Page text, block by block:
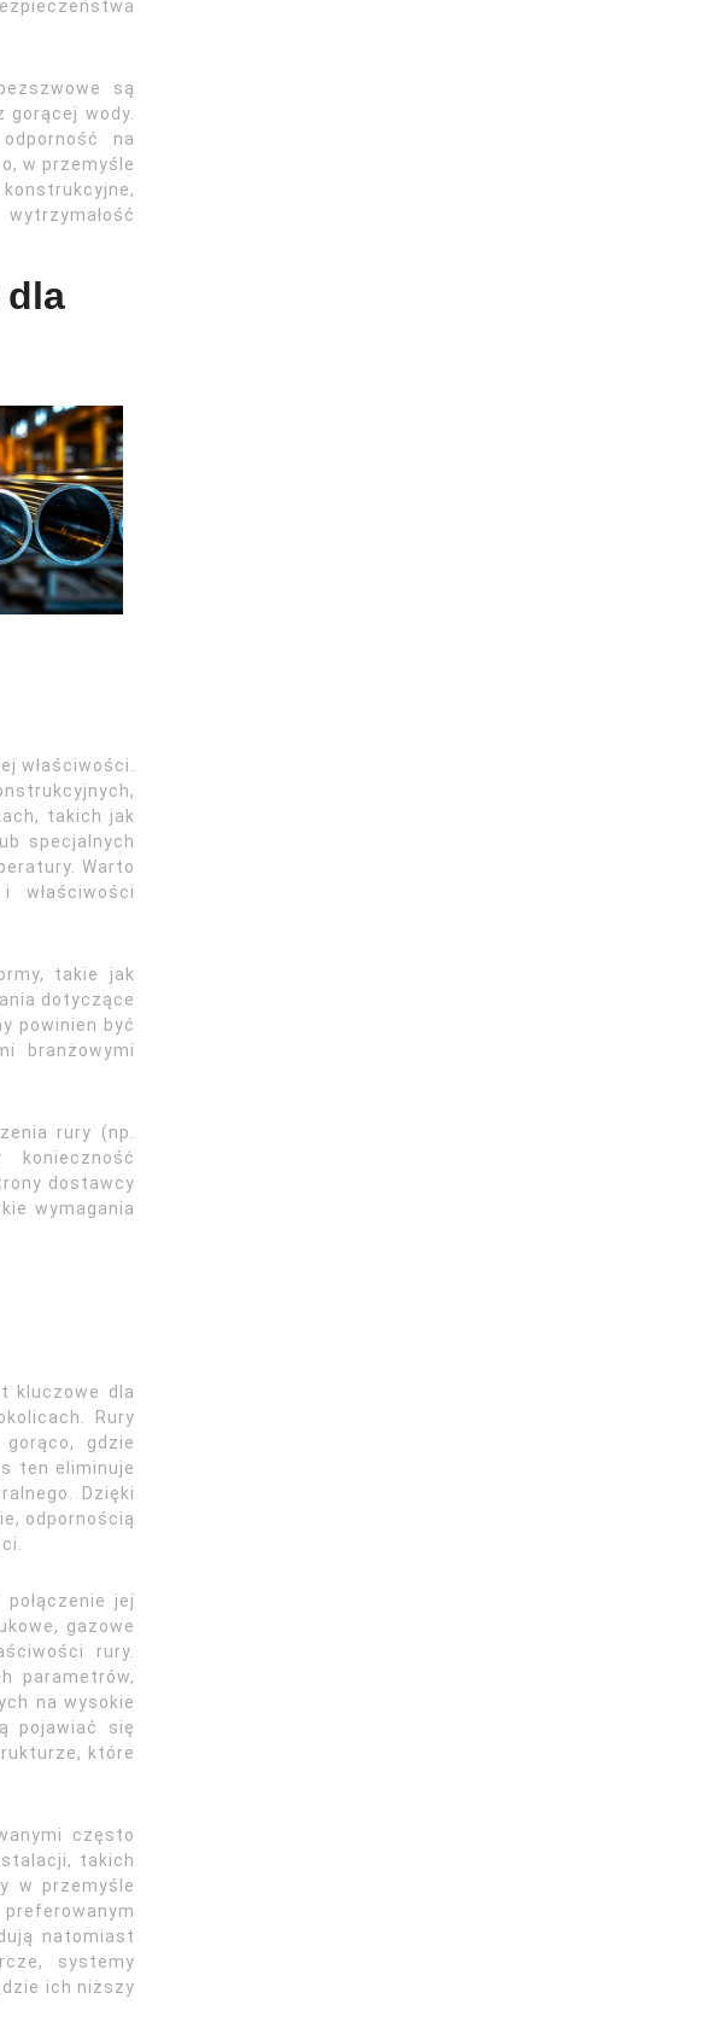
są
wody.
na
w przemyśle
dla
właściwości.
takich jak
specjalnych
Warto
takie jak
dotyczące
powinien być
branżowymi
rury (np.
konieczność
dostawcy
wymagania
kluczowe dla
Rury
gdzie
ten eliminuje
Dzięki
odpornością
jej
gazowe
rury.
parametrów,
na wysokie
pojawiać się
które
często
takich
w przemyśle
natomiast
systemy
ich niższy